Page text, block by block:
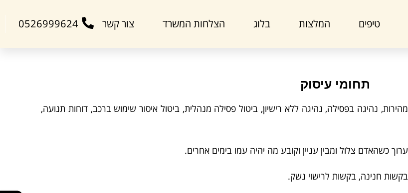
טיפים המלצות בלוג הצלחות המשרד צור קשר 0526999624
תחומי עיסוק
נהיגה בפסילה, נהיגה ללא רישיון, ביטול פסילה מנהלית, ביטול איסור שימוש ברכב, דוחות תנועה,
כשהאדם צלול ומבין עניין וקובע מה יהיה עמו בימים אחרים.
חנינה, בקשות לרישוי נשק.